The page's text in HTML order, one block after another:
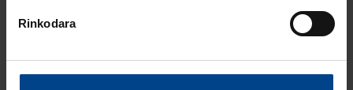
Rinkodara